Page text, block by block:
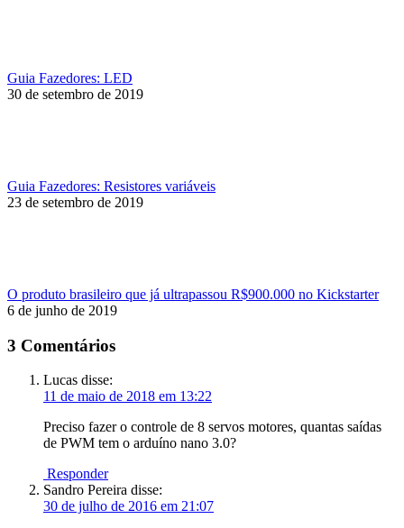
Guia Fazedores: LED
30 de setembro de 2019
Guia Fazedores: Resistores variáveis
23 de setembro de 2019
O produto brasileiro que já ultrapassou R$900.000 no Kickstarter
6 de junho de 2019
3 Comentários
Lucas disse:
11 de maio de 2018 em 13:22
Preciso fazer o controle de 8 servos motores, quantas saídas
de PWM tem o arduíno nano 3.0?
Responder
Sandro Pereira disse:
30 de julho de 2016 em 21:07